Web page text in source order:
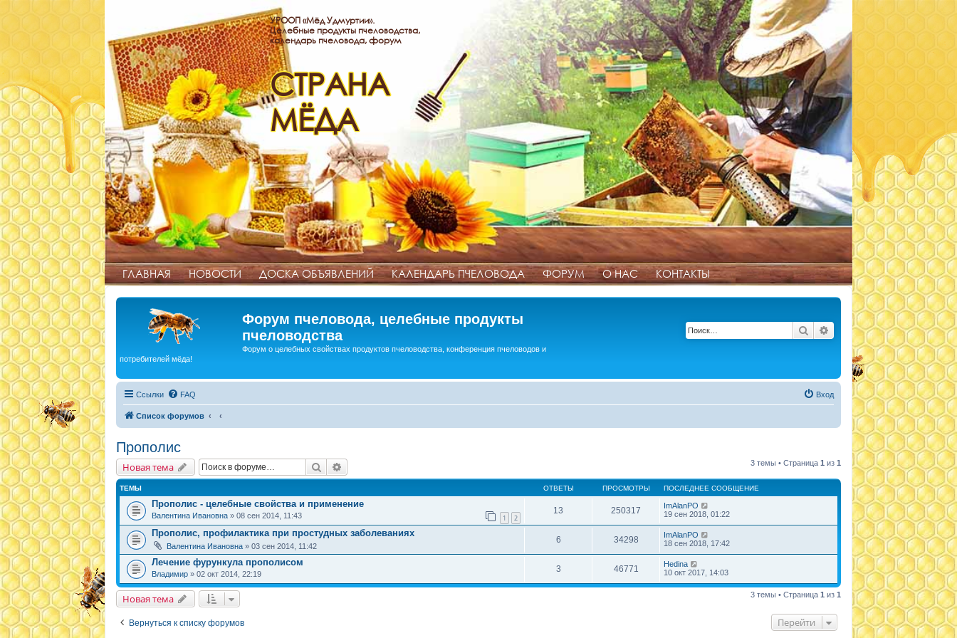
УРООП «Мёд Удмуртии».
Целебные продукты пчеловодства,
календарь пчеловода, форум
СТРАНА
МЁДА
ГЛАВНАЯ НОВОСТИ ДОСКА ОБЪЯВЛЕНИЙ КАЛЕНДАРЬ ПЧЕЛОВОДА ФОРУМ О НАС КОНТАКТЫ
Форум пчеловода, целебные продукты
пчеловодства
Форум о целебных свойствах продуктов пчеловодства, конференция пчеловодов и
потребителей мёда!
Поиск Расширенный поиск
Ссылки FAQ Вход
Список форумов
Прополис
Новая тема Поиск 3 темы • Страница 1 из 1
ТЕМЫ ОТВЕТЫ ПРОСМОТРЫ ПОСЛЕДНЕЕ СООБЩЕНИЕ
Прополис - целебные свойства и применение
Валентина Ивановна » 08 сен 2014, 11:43 1 2
13 250317
ImAlanPO
19 сен 2018, 01:22
Прополис, профилактика при простудных заболеваниях
Валентина Ивановна » 03 сен 2014, 11:42
6 34298
ImAlanPO
18 сен 2018, 17:42
Лечение фурункула прополисом
Владимир » 02 окт 2014, 22:19
3 46771
Hedina
10 окт 2017, 14:03
Новая тема 3 темы • Страница 1 из 1
Вернуться к списку форумов Перейти